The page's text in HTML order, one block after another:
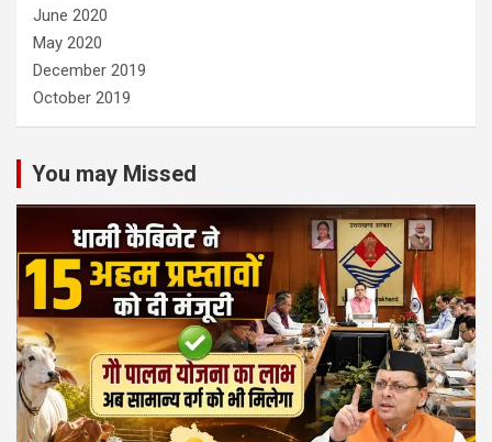
June 2020
May 2020
December 2019
October 2019
You may Missed